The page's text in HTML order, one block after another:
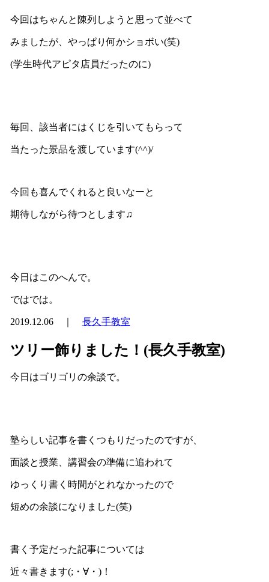
今回はちゃんと陳列しようと思って並べて
みましたが、やっぱり何かショボい(笑)
(学生時代アピタ店員だったのに)
毎回、該当者にはくじを引いてもらって
当たった景品を渡しています(^^)/
今回も喜んでくれると良いなーと
期待しながら待つとします♫
今日はこのへんで。
ではでは。
2019.12.06 ｜ 長久手教室
ツリー飾りました！(長久手教室)
今日はゴリゴリの余談で。
塾らしい記事を書くつもりだったのですが、
面談と授業、講習会の準備に追われて
ゆっくり書く時間がとれなかったので
短めの余談になりました(笑)
書く予定だった記事については
近々書きます(;・∀・)！